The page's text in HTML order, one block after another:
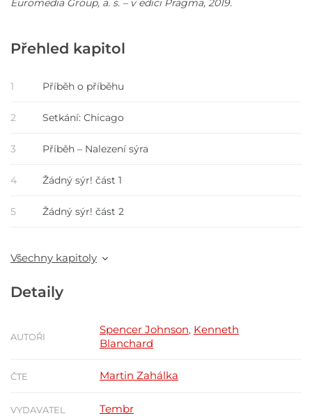
Euromedia Group, a. s. – v edici Pragma, 2019.
Přehled kapitol
1 Příběh o příběhu
2 Setkání: Chicago
3 Příběh – Nalezení sýra
4 Žádný sýr! část 1
5 Žádný sýr! část 2
Všechny kapitoly
Detaily
AUTOŘI
Spencer Johnson, Kenneth
Blanchard
ČTE Martin Zahálka
VYDAVATEL Tembr